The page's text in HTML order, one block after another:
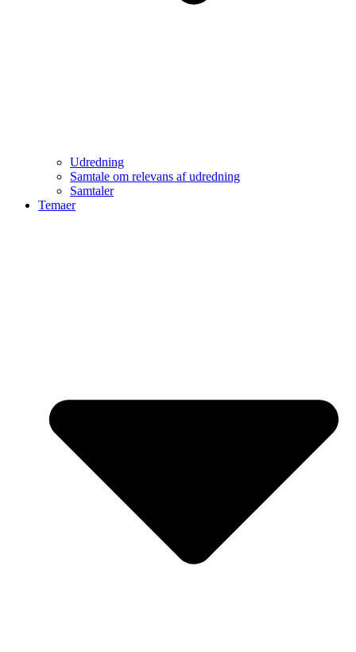
Udredning
Samtale om relevans af udredning
Samtaler
Temaer